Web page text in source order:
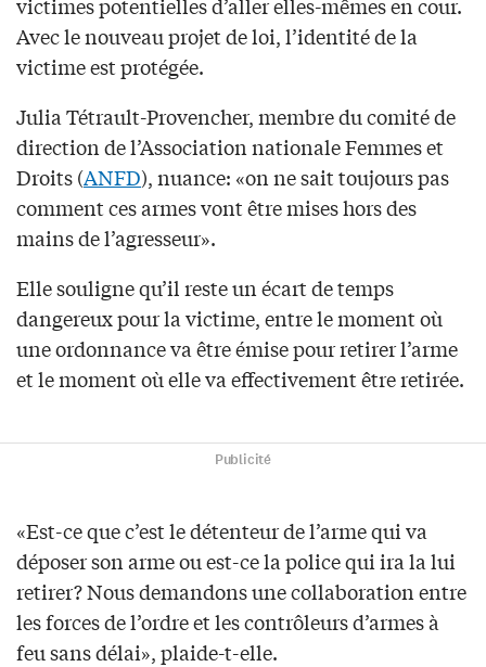
Avec le nouveau projet de loi, l’identité de la
victime est protégée.
Julia Tétrault-Provencher, membre du comité de
direction de l’Association nationale Femmes et
Droits (ANFD), nuance: «on ne sait toujours pas
comment ces armes vont être mises hors des
mains de l’agresseur».
Elle souligne qu’il reste un écart de temps
dangereux pour la victime, entre le moment où
une ordonnance va être émise pour retirer l’arme
et le moment où elle va effectivement être retirée.
Publicité
«Est-ce que c’est le détenteur de l’arme qui va
déposer son arme ou est-ce la police qui ira la lui
retirer? Nous demandons une collaboration entre
les forces de l’ordre et les contrôleurs d’armes à
feu sans délai», plaide-t-elle.